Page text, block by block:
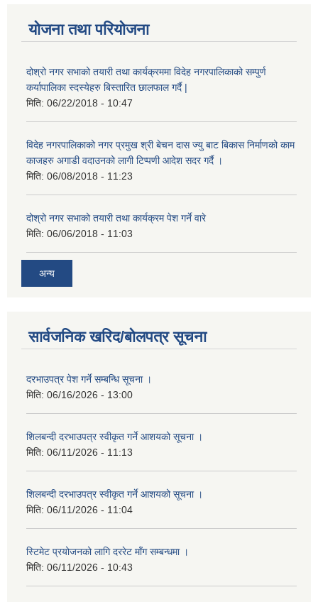
योजना तथा परियोजना
दोश्रो नगर सभाको तयारी तथा कार्यक्रममा विदेह नगरपालिकाको सम्पुर्ण
कर्यापालिका स्दस्येहरु बिस्तारित छालफाल गर्दै |
मिति: 06/22/2018 - 10:47
विदेह नगरपालिकाको नगर प्रमुख श्री बेचन दास ज्यु बाट बिकास निर्माणको काम
काजहरु अगाडी वदाउनको लागी टिप्पणी आदेश सदर गर्दै ।
मिति: 06/08/2018 - 11:23
दोश्रो नगर सभाको तयारी तथा कार्यक्रम पेश गर्ने वारे
मिति: 06/06/2018 - 11:03
अन्य
सार्वजनिक खरिद/बोलपत्र सूचना
दरभाउपत्र पेश गर्ने सम्बन्धि सूचना ।
मिति: 06/16/2026 - 13:00
शिलबन्दी दरभाउपत्र स्वीकृत गर्ने आशयको सूचना ।
मिति: 06/11/2026 - 11:13
शिलबन्दी दरभाउपत्र स्वीकृत गर्ने आशयको सूचना ।
मिति: 06/11/2026 - 11:04
स्टिमेट प्रयोजनको लागि दररेट माँग सम्बन्धमा ।
मिति: 06/11/2026 - 10:43